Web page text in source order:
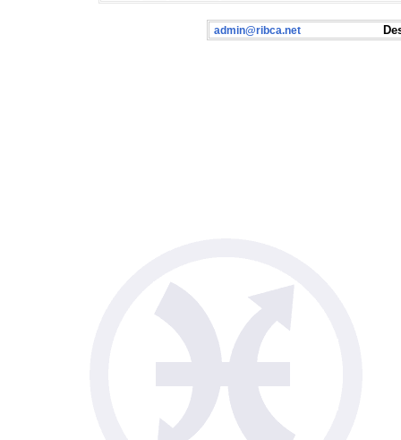
admin@ribca.net